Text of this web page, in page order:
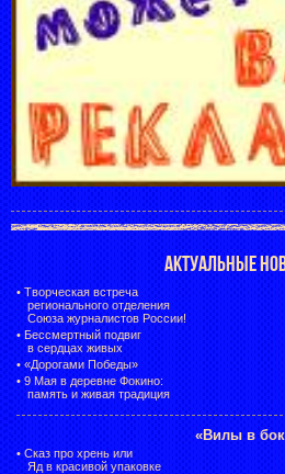
АКТУАЛЬНЫЕ
• Творческая встреча
регионального отделения
Союза журналистов России!
• Бессмертный подвиг
в сердцах живых
• «Дорогами Победы»
• 9 Мая в деревне Фокино:
память и живая традиция
«Вилы в
• Сказ про хрень или
Яд в красивой упаковке